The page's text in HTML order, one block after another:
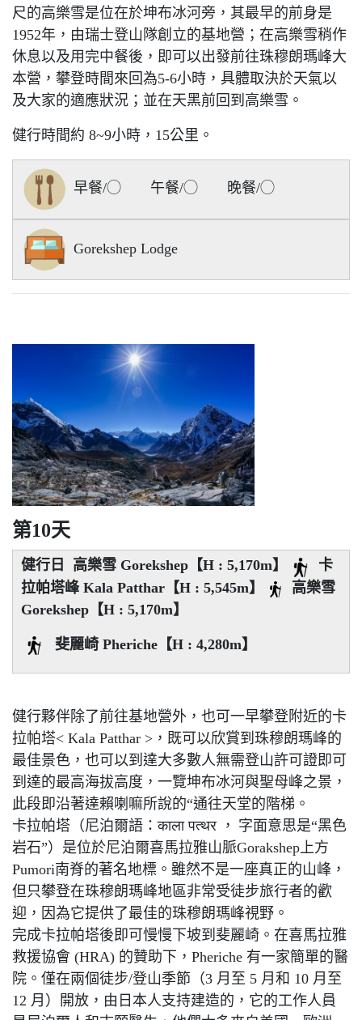
尺的高樂雪是位在於坤布冰河旁，其最早的前身是
1952年，由瑞士登山隊創立的基地營；在高樂雪稍作
休息以及用完中餐後，即可以出發前往珠穆朗瑪峰大
本營，攀登時間來回為5-6小時，具體取決於天氣以
及大家的適應狀況；並在天黑前回到高樂雪。
健行時間約 8~9小時，15公里。
早餐/◯ 午餐/◯ 晚餐/◯
Gorekshep Lodge
第10天
健行日 高樂雪 Gorekshep【H : 5,170m】
卡
拉帕塔峰 Kala Patthar【H : 5,545m】
高樂雪
Gorekshep【H : 5,170m】
斐麗崎 Pheriche【H : 4,280m】
健行夥伴除了前往基地營外，也可一早攀登附近的卡
拉帕塔< Kala Patthar >，既可以欣賞到珠穆朗瑪峰的
最佳景色，也可以到達大多數人無需登山許可證即可
到達的最高海拔高度，一覽坤布冰河與聖母峰之景，
此段即沿著達賴喇嘛所說的“通往天堂的階梯。
卡拉帕塔（尼泊爾語：काला पत्थर ， 字面意思是“黑色
岩石”）是位於尼泊爾喜馬拉雅山脈Gorakshep上方
Pumori南脊的著名地標。雖然不是一座真正的山峰，
但只攀登在珠穆朗瑪峰地區非常受徒步旅行者的歡
迎，因為它提供了最佳的珠穆朗瑪峰視野。
完成卡拉帕塔後即可慢慢下坡到斐麗崎。在喜馬拉雅
救援協會 (HRA) 的贊助下，Pheriche 有一家簡單的醫
院。僅在兩個徒步/登山季節（3 月至 5 月和 10 月至
12 月）開放，由日本人支持建造的，它的工作人員